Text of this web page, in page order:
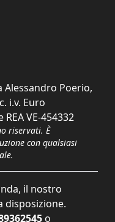
Alessandro Poerio,
i.v. Euro
REA VE-454332
riservati. È
con qualsiasi
il nostro
disposizione.
o